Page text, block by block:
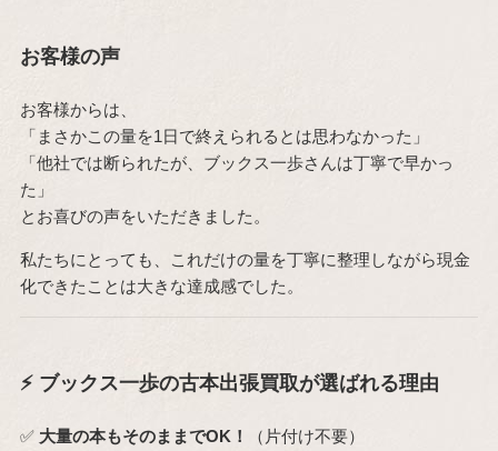
お客様の声
お客様からは、
「まさかこの量を1日で終えられるとは思わなかった」
「他社では断られたが、ブックス一歩さんは丁寧で早かっ
た」
とお喜びの声をいただきました。
私たちにとっても、これだけの量を丁寧に整理しながら現金
化できたことは大きな達成感でした。
⚡ ブックス一歩の古本出張買取が選ばれる理由
✅ 大量の本もそのままでOK！ （片付け不要）